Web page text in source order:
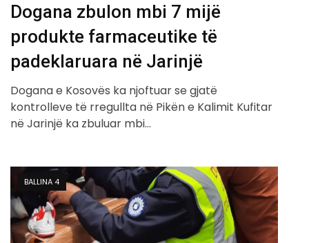
Dogana zbulon mbi 7 mijë
produkte farmaceutike të
padeklaruara në Jarinjë
Dogana e Kosovës ka njoftuar se gjatë
kontrolleve të rregullta në Pikën e Kalimit Kufitar
në Jarinjë ka zbuluar mbi…
BALLINA 4